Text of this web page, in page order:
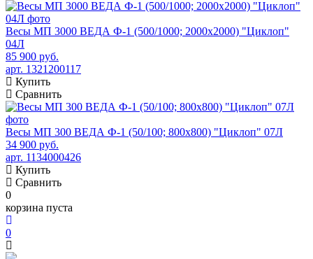
Весы МП 3000 ВЕДА Ф-1 (500/1000; 2000х2000) "Циклоп"
04Л
85 900 руб.
арт. 1321200117
Купить
Сравнить
Весы МП 300 ВЕДА Ф-1 (50/100; 800х800) "Циклоп" 07Л
34 900 руб.
арт. 1134000426
Купить
Сравнить
0
корзина пуста
0